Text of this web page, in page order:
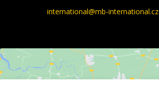
international@mb-international.cz